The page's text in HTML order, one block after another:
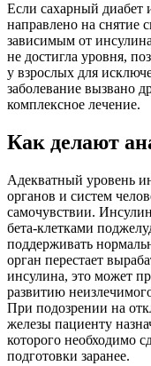
Если сахарный диабет
направлено на снятие
зависимым от
не достигла уровня,
у взрослых для
заболевание вызвано
комплексное лечение.
Как делают
Адекватный уровень
органов и систем
самочувствии.
бета-клетками
поддерживать
орган перестает
инсулина, это может
развитию
При подозрении на
железы пациенту
которого необходимо
подготовки заранее.